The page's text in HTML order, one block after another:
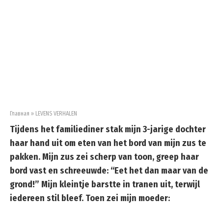
Главная » LEVENS VERHALEN
Tijdens het familiediner stak mijn 3-jarige dochter
haar hand uit om eten van het bord van mijn zus te
pakken. Mijn zus zei scherp van toon, greep haar
bord vast en schreeuwde: “Eet het dan maar van de
grond!” Mijn kleintje barstte in tranen uit, terwijl
iedereen stil bleef. Toen zei mijn moeder: